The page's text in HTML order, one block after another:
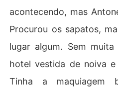
acontecendo, mas
Procurou os sapatos,
lugar algum. Sem
hotel vestida de noiva
Tinha a maquiagem